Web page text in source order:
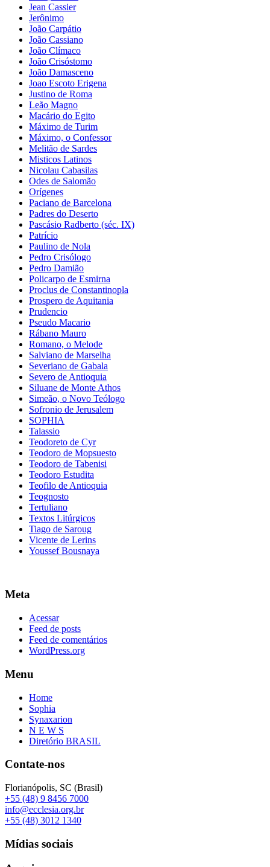
Jean Cassier
Jerônimo
João Carpátio
João Cassiano
João Clímaco
João Crisóstomo
João Damasceno
Joao Escoto Erigena
Justino de Roma
Leão Magno
Macário do Egito
Máximo de Turim
Máximo, o Confessor
Melitão de Sardes
Misticos Latinos
Nicolau Cabasilas
Odes de Salomão
Orígenes
Paciano de Barcelona
Padres do Deserto
Pascásio Radberto (séc. IX)
Patrício
Paulino de Nola
Pedro Crisólogo
Pedro Damião
Policarpo de Esmirna
Proclus de Constantinopla
Prospero de Aquitania
Prudencio
Pseudo Macario
Rábano Mauro
Romano, o Melode
Salviano de Marselha
Severiano de Gabala
Severo de Antioquia
Siluane de Monte Athos
Simeão, o Novo Teólogo
Sofronio de Jerusalem
SOPHIA
Talassio
Teodoreto de Cyr
Teodoro de Mopsuesto
Teodoro de Tabenisi
Teodoro Estudita
Teofilo de Antioquia
Teognosto
Tertuliano
Textos Litúrgicos
Tiago de Saroug
Vicente de Lerins
Youssef Bousnaya
Meta
Acessar
Feed de posts
Feed de comentários
WordPress.org
Menu
Home
Sophia
Synaxarion
N E W S
Diretório BRASIL
Contate-nos
Florianópolis, SC (Brasil)
+55 (48) 9 8456 7000
info@ecclesia.org.br
+55 (48) 3012 1340
Mídias sociais